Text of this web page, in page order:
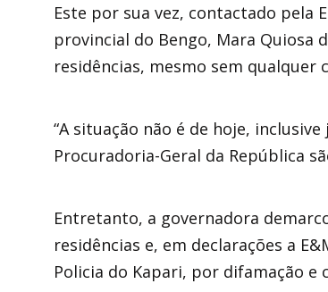
Este por sua vez, contactado pela
provincial do Bengo, Mara Quiosa
residências, mesmo sem
“A situação não é de hoje,
Procuradoria-Geral da República
Entretanto, a governadora
residências e, em declarações a
Policia do Kapari, por difamação e